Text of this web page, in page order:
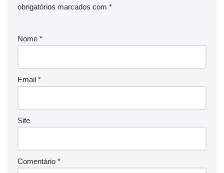
obrigatórios marcados com *
Nome *
Email *
Site
Comentário *